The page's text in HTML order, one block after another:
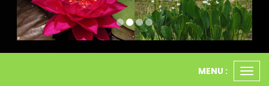
MENU :